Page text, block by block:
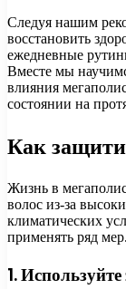
Следуя нашим
восстановить
ежедневные
Вместе мы
влияния
состоянии на
Как
Жизнь в
волос из-за
климатических
применять ряд мер.
1.